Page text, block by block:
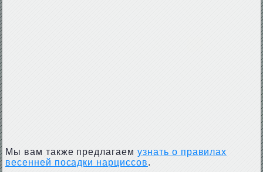
Мы вам также предлагаем узнать о правилах
весенней посадки нарциссов.